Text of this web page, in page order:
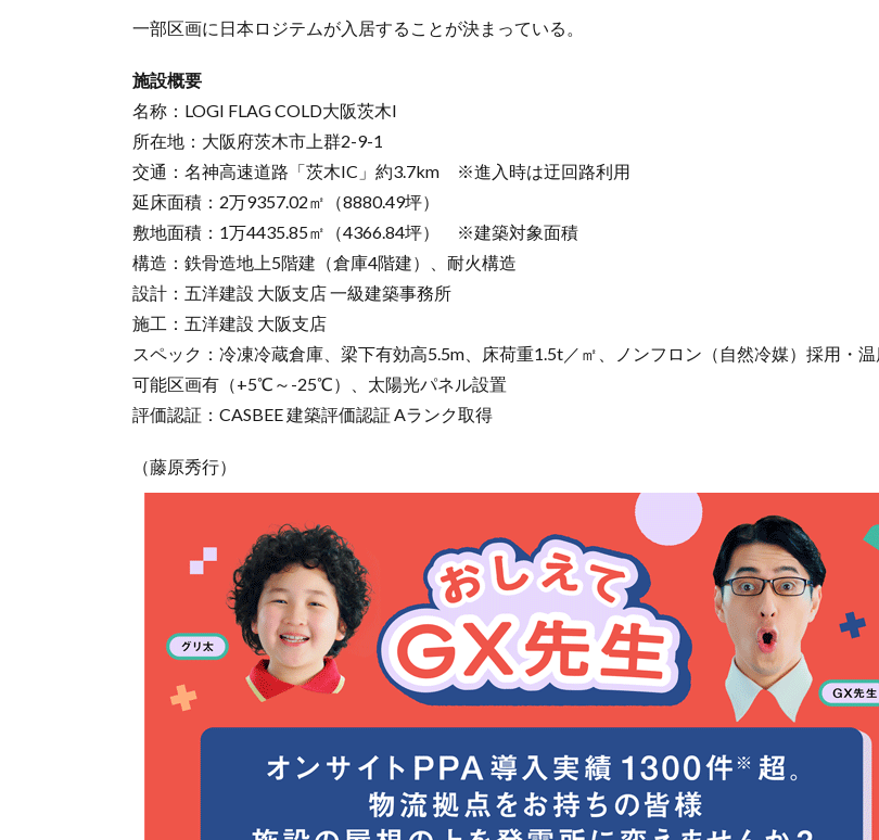
一部区画に日本ロジテムが入居することが決まっている。
施設概要
名称：LOGI FLAG COLD大阪茨木I
所在地：大阪府茨木市上群2-9-1
交通：名神高速道路「茨木IC」約3.7km ※進入時は迂回路利用
延床面積：2万9357.02㎡（8880.49坪）
敷地面積：1万4435.85㎡（4366.84坪） ※建築対象面積
構造：鉄骨造地上5階建（倉庫4階建）、耐火構造
設計：五洋建設 大阪支店 一級建築事務所
施工：五洋建設 大阪支店
スペック：冷凍冷蔵倉庫、梁下有効高5.5m、床荷重1.5t／㎡、ノンフロン（自然冷媒）採用・
可能区画有（+5℃～-25℃）、太陽光パネル設置
評価認証：CASBEE 建築評価認証 Aランク取得
（藤原秀行）